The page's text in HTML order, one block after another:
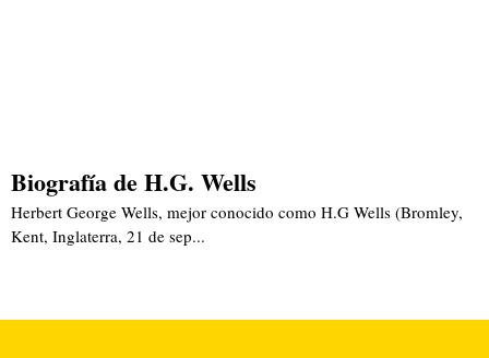
Biografía de H.G. Wells
Herbert George Wells, mejor conocido como H.G Wells (Bromley,
Kent, Inglaterra, 21 de sep...